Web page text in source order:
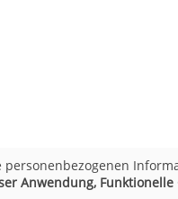
Anwendung, Funktionelle